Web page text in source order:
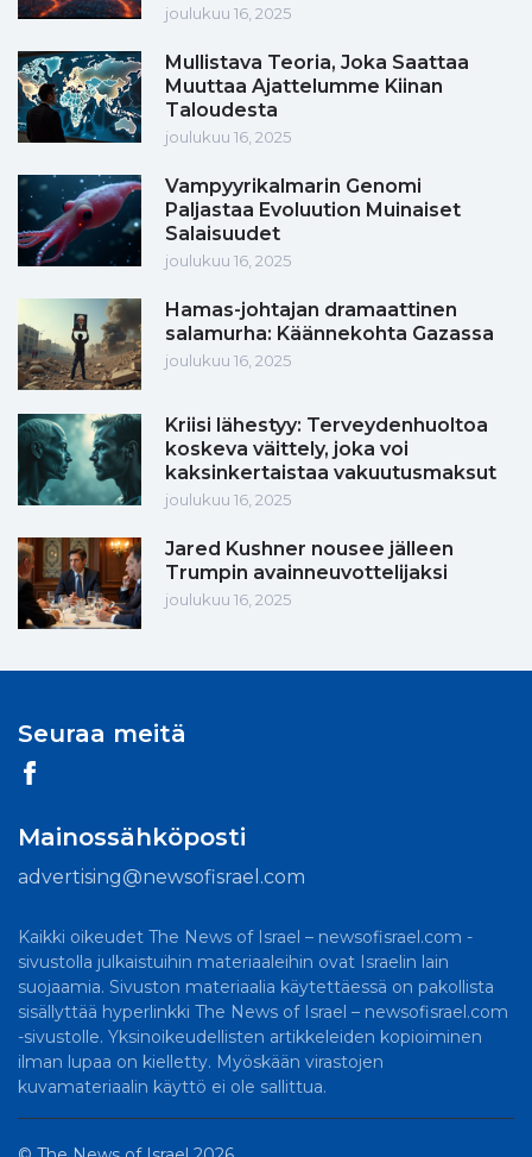
joulukuu 16, 2025
Mullistava Teoria, Joka Saattaa
Muuttaa Ajattelumme Kiinan
Taloudesta
joulukuu 16, 2025
Vampyyrikalmarin Genomi
Paljastaa Evoluution Muinaiset
Salaisuudet
joulukuu 16, 2025
Hamas-johtajan dramaattinen
salamurha: Käännekohta Gazassa
joulukuu 16, 2025
Kriisi lähestyy: Terveydenhuoltoa
koskeva väittely, joka voi
kaksinkertaistaa vakuutusmaksut
joulukuu 16, 2025
Jared Kushner nousee jälleen
Trumpin avainneuvottelijaksi
joulukuu 16, 2025
Seuraa meitä
Mainossähköposti
advertising@newsofisrael.com
Kaikki oikeudet The News of Israel – newsofisrael.com -
sivustolla julkaistuihin materiaaleihin ovat Israelin lain
suojaamia. Sivuston materiaalia käytettäessä on pakollista
sisällyttää hyperlinkki The News of Israel – newsofisrael.com
-sivustolle. Yksinoikeudellisten artikkeleiden kopioiminen
ilman lupaa on kielletty. Myöskään virastojen
kuvamateriaalin käyttö ei ole sallittua.